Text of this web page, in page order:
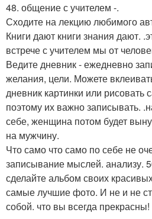
48. общение с учителем -.
Сходите на лекцию любимого
Книги дают книги знания дают.
встрече с учителем мы от
Ведите дневник - ежедневно
желания, цели. Можете
дневник картинки или
поэтому их важно записывать.
себе, женщина потом будет
на мужчину.
Что само что само по себе не
записывание мыслей. анализу.
сделайте альбом своих
самые лучшие фото. И не и не
собой. что вы всегда прекрасны!